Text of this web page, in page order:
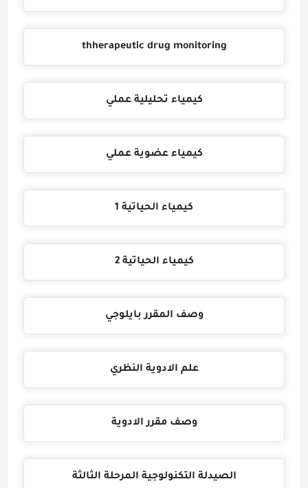
thherapeutic drug monitoring
كيمياء تحليلية عملي
كيمياء عضوية عملي
كيمياء الحياتية 1
كيمياء الحياتية 2
وصف المقرر بايلوجي
علم الادوية النظري
وصف مقرر الادوية
الصيدلة التكنولوجية المرحلة الثالثة